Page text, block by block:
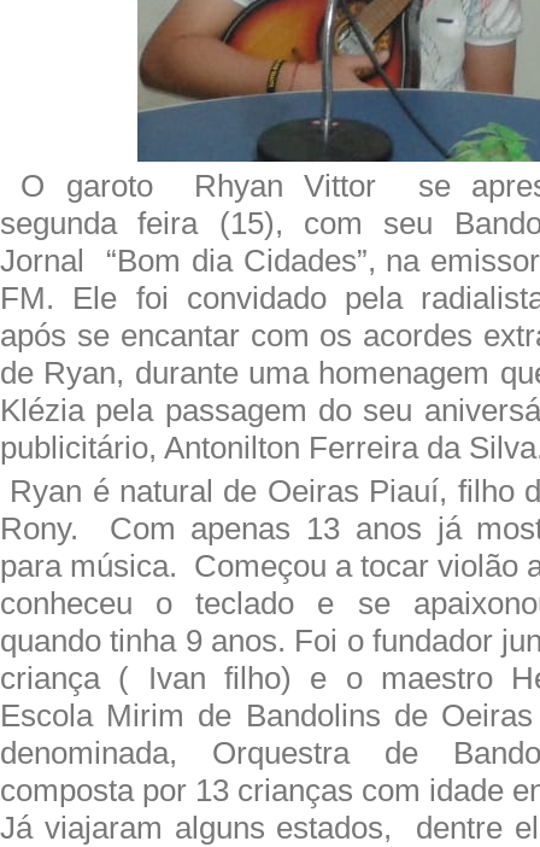
O garoto Rhyan Vittor se
segunda feira (15), com seu
Jornal “Bom dia Cidades”, na
FM. Ele foi convidado pela
após se encantar com os acordes
de Ryan, durante uma homenagem
Klézia pela passagem do seu
publicitário, Antonilton Ferreira da
Ryan é natural de Oeiras Piauí, filho
Rony. Com apenas 13 anos já
para música. Começou a tocar violão
conheceu o teclado e se
quando tinha 9 anos. Foi o fundador
criança ( Ivan filho) e o maestro
Escola Mirim de Bandolins de
denominada, Orquestra de
composta por 13 crianças com idade
Já viajaram alguns estados, dentre